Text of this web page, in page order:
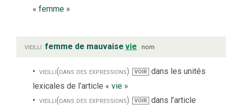
« femme »
vieilli femme de mauvaise vie nom
vieilli(dans des expressions) VOIR dans les unités
lexicales de l’article « vie »
vieilli(dans des expressions) VOIR dans l’article